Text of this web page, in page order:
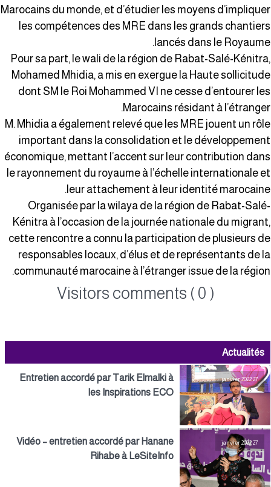
Marocains du monde, et d’étudier les moyens
les compétences des MRE dans les grands
lancés dans le
Pour sa part, le wali de la région de Rabat-Salé-
Mohamed Mhidia, a mis en exergue la Haute
dont SM le Roi Mohammed VI ne cesse d’entourer
Marocains résidant à
M. Mhidia a également relevé que les MRE jouent un
important dans la consolidation et le
économique, mettant l’accent sur leur contribution
le rayonnement du royaume à l’échelle internationale
leur attachement à leur identité
Organisée par la wilaya de la région de Rabat-
Kénitra à l’occasion de la journée nationale du
cette rencontre a connu la participation de plusieurs
responsables locaux, d’élus et de représentants de
communauté marocaine à l’étranger issue de la
Visitors comments ( 0 )
Actualités
27 janvier 2022
Entretien accordé par Tarik Elmalki à
les Inspirations ECO
27 janvier 2022
Vidéo – entretien accordé par Hanane
Rihabe à LeSiteInfo